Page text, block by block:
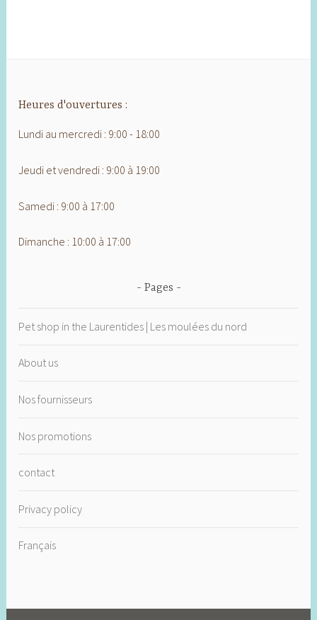
Heures d'ouvertures :
Lundi au mercredi : 9:00 - 18:00
Jeudi et vendredi : 9:00 à 19:00
Samedi : 9:00 à 17:00
Dimanche : 10:00 à 17:00
Pages
Pet shop in the Laurentides | Les moulées du nord
About us
Nos fournisseurs
Nos promotions
contact
Privacy policy
Français